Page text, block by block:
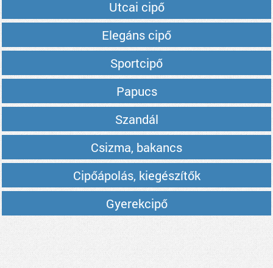
Utcai cipő
Elegáns cipő
Sportcipő
Papucs
Szandál
Csizma, bakancs
Cipőápolás, kiegészítők
Gyerekcipő